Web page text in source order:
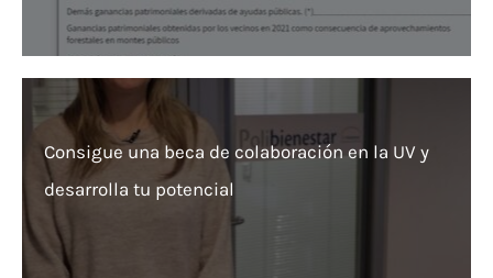
Consigue una beca de colaboración en la UV y
desarrolla tu potencial